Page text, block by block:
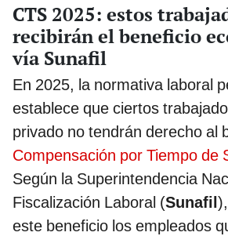
CTS 2025: estos
recibirán el beneficio
vía Sunafil
En 2025, la normativa laboral
establece que ciertos
privado no tendrán derecho al
Compensación por Tiempo de
Según la Superintendencia
Fiscalización Laboral (Sunafil
este beneficio los empleados